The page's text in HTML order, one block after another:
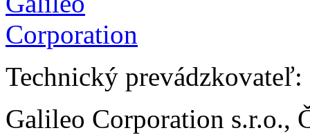
Technický prevádzkovateľ:
Galileo Corporation s.r.o.,